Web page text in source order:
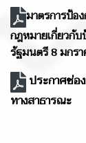
มาตรการป้อ
กฎหมายเกี่ยวกั
รัฐมนตรี 8 มกร
ประกาศช่อ
ทางสาธารณะ